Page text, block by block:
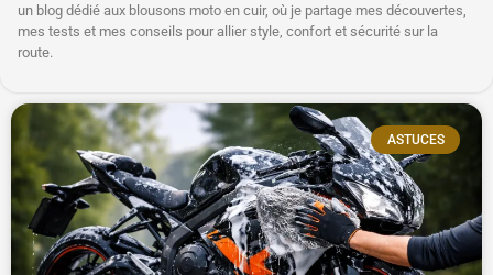
un blog dédié aux blousons moto en cuir, où je partage mes découvertes,
mes tests et mes conseils pour allier style, confort et sécurité sur la
route.
ASTUCES